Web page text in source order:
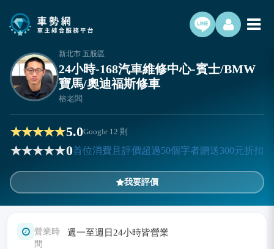
新北市 五股區
24小時-168汽車維修中心-賓士/BMW
寶馬/奧迪福斯修車
榕老闆
5.0Google 12 則
0首位消費且評價超過50個字者贈送300元折扣
我要評價
營業時
間
週一至週日24小時皆營業